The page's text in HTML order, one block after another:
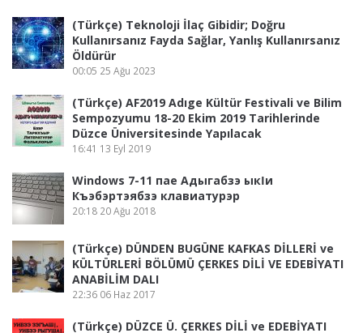
(Türkçe) Teknoloji İlaç Gibidir; Doğru
Kullanırsanız Fayda Sağlar, Yanlış Kullanırsanız
Öldürür
00:05 25 Ağu 2023
(Türkçe) AF2019 Adıge Kültür Festivali ve Bilim
Sempozyumu 18-20 Ekim 2019 Tarihlerinde
Düzce Üniversitesinde Yapılacak
16:41 13 Eyl 2019
Windows 7-11 пае Адыгабзэ ыкӏи
Къэбэртэябзэ клавиатурэр
20:18 20 Ağu 2018
(Türkçe) DÜNDEN BUGÜNE KAFKAS DİLLERİ ve
KÜLTÜRLERİ BÖLÜMÜ ÇERKES DİLİ VE EDEBİYATI
ANABİLİM DALI
22:36 06 Haz 2017
(Türkçe) DÜZCE Ü. ÇERKES DİLİ ve EDEBİYATI